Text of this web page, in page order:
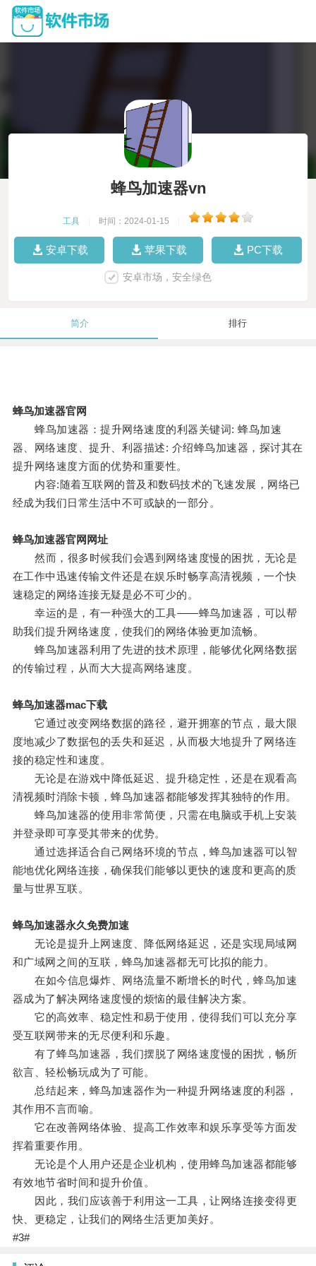
蜂鸟加速器vn
工具 时间：2024-01-15
安卓下载 苹果下载 PC下载
安卓市场，安全绿色
简介 排行
蜂鸟加速器官网
蜂鸟加速器：提升网络速度的利器关键词: 蜂鸟加速
器、网络速度、提升、利器描述: 介绍蜂鸟加速器，探讨其在
提升网络速度方面的优势和重要性。
内容:随着互联网的普及和数码技术的飞速发展，网络已
经成为我们日常生活中不可或缺的一部分。
蜂鸟加速器官网网址
然而，很多时候我们会遇到网络速度慢的困扰，无论是
在工作中迅速传输文件还是在娱乐时畅享高清视频，一个快
速稳定的网络连接无疑是必不可少的。
幸运的是，有一种强大的工具——蜂鸟加速器，可以帮
助我们提升网络速度，使我们的网络体验更加流畅。
蜂鸟加速器利用了先进的技术原理，能够优化网络数据
的传输过程，从而大大提高网络速度。
蜂鸟加速器mac下载
它通过改变网络数据的路径，避开拥塞的节点，最大限
度地减少了数据包的丢失和延迟，从而极大地提升了网络连
接的稳定性和速度。
无论是在游戏中降低延迟、提升稳定性，还是在观看高
清视频时消除卡顿，蜂鸟加速器都能够发挥其独特的作用。
蜂鸟加速器的使用非常简便，只需在电脑或手机上安装
并登录即可享受其带来的优势。
通过选择适合自己网络环境的节点，蜂鸟加速器可以智
能地优化网络连接，确保我们能够以更快的速度和更高的质
量与世界互联。
蜂鸟加速器永久免费加速
无论是提升上网速度、降低网络延迟，还是实现局域网
和广域网之间的互联，蜂鸟加速器都无可比拟的能力。
在如今信息爆炸、网络流量不断增长的时代，蜂鸟加速
器成为了解决网络速度慢的烦恼的最佳解决方案。
它的高效率、稳定性和易于使用，使得我们可以充分享
受互联网带来的无尽便利和乐趣。
有了蜂鸟加速器，我们摆脱了网络速度慢的困扰，畅所
欲言、轻松畅玩成为了可能。
总结起来，蜂鸟加速器作为一种提升网络速度的利器，
其作用不言而喻。
它在改善网络体验、提高工作效率和娱乐享受等方面发
挥着重要作用。
无论是个人用户还是企业机构，使用蜂鸟加速器都能够
有效地节省时间和提升价值。
因此，我们应该善于利用这一工具，让网络连接变得更
快、更稳定，让我们的网络生活更加美好。
#3#